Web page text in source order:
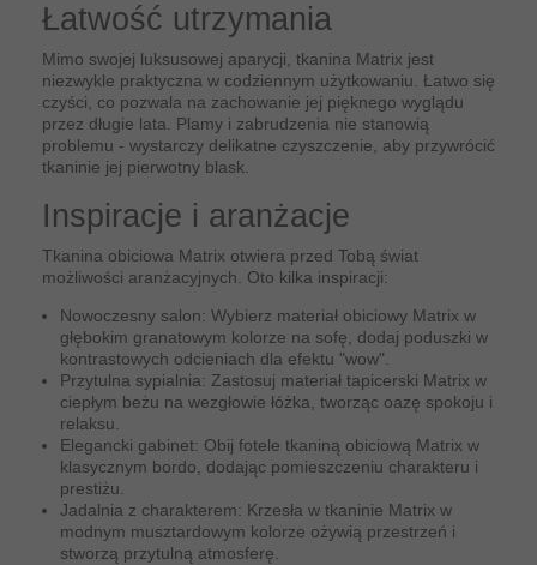
Łatwość utrzymania
Mimo swojej luksusowej aparycji, tkanina Matrix jest
niezwykle praktyczna w codziennym użytkowaniu. Łatwo się
czyści, co pozwala na zachowanie jej pięknego wyglądu
przez długie lata. Plamy i zabrudzenia nie stanowią
problemu - wystarczy delikatne czyszczenie, aby przywrócić
tkaninie jej pierwotny blask.
Inspiracje i aranżacje
Tkanina obiciowa Matrix otwiera przed Tobą świat
możliwości aranżacyjnych. Oto kilka inspiracji:
Nowoczesny salon: Wybierz materiał obiciowy Matrix w
głębokim granatowym kolorze na sofę, dodaj poduszki w
kontrastowych odcieniach dla efektu "wow".
Przytulna sypialnia: Zastosuj materiał tapicerski Matrix w
ciepłym beżu na wezgłowie łóżka, tworząc oazę spokoju i
relaksu.
Elegancki gabinet: Obij fotele tkaniną obiciową Matrix w
klasycznym bordo, dodając pomieszczeniu charakteru i
prestiżu.
Jadalnia z charakterem: Krzesła w tkaninie Matrix w
modnym musztardowym kolorze ożywią przestrzeń i
stworzą przytulną atmosferę.